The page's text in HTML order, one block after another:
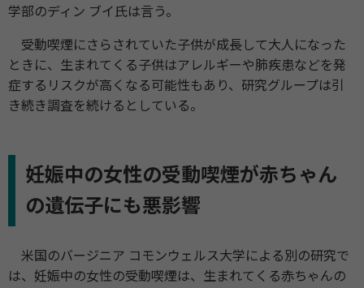
学部のディン ブイ氏は言う。
受動喫煙にさらされていた子供が成長して大人になった
ときに、生まれてくる子供はアレルギーや肺疾患などを発
症するリスクが高くなる可能性もあり、研究グループは引
き続き調査を続けるとしている。
妊娠中の女性の受動喫煙が赤ちゃん
の遺伝子にも悪影響
米国のバージニア コモンウェルス大学による別の研究で
は、妊娠中の女性の受動喫煙は、生まれてくる赤ちゃんの